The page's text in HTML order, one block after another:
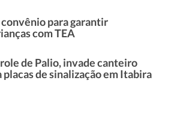
para garantir
com TEA
de Palio, invade canteiro
de sinalização em Itabira